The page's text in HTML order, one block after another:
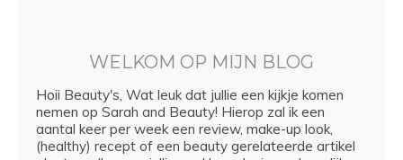
WELKOM OP MIJN BLOG
Hoii Beauty's, Wat leuk dat jullie een kijkje komen
nemen op Sarah and Beauty! Hierop zal ik een
aantal keer per week een review, make-up look,
(healthy) recept of een beauty gerelateerde artikel